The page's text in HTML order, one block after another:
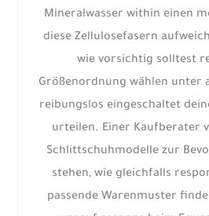
Mineralwasser within einen
diese Zellulosefasern
wie vorsichtig solltest
Größenordnung wählen unter
reibungslos eingeschaltet
urteilen. Einer Kaufberater
Schlittschuhmodelle zur
stehen, wie gleichfalls
passende Warenmuster